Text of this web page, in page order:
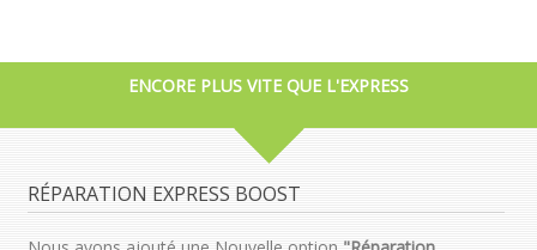
ENCORE PLUS VITE QUE L'EXPRESS
RÉPARATION EXPRESS BOOST